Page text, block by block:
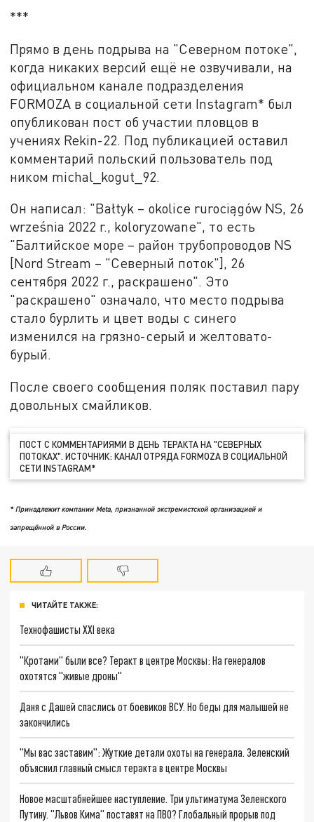
***
Прямо в день подрыва на "Северном потоке",
когда никаких версий ещё не озвучивали, на
официальном канале подразделения
FORMOZA в социальной сети Instagram* был
опубликован пост об участии пловцов в
учениях Rekin-22. Под публикацией оставил
комментарий польский пользователь под
ником michal_kogut_92.
Он написал: "Bałtyk – okolice rurociągów NS, 26
września 2022 r., koloryzowane", то есть
"Балтийское море – район трубопроводов NS
[Nord Stream – "Северный поток"], 26
сентября 2022 г., раскрашено". Это
"раскрашено" означало, что место подрыва
стало бурлить и цвет воды с синего
изменился на грязно-серый и желтовато-
бурый.
После своего сообщения поляк поставил пару
довольных смайликов.
ПОСТ С КОММЕНТАРИЯМИ В ДЕНЬ ТЕРАКТА НА "СЕВЕРНЫХ
ПОТОКАХ". ИСТОЧНИК: КАНАЛ ОТРЯДА FORMOZA В СОЦИАЛЬНОЙ
СЕТИ INSTAGRAM*
* Принадлежит компании Meta, признанной экстремистской организацией и
запрещённой в России.
ЧИТАЙТЕ ТАКЖЕ:
Технофашисты XXI века
"Кротами" были все? Теракт в центре Москвы: На генералов
охотятся "живые дроны"
Даня с Дашей спаслись от боевиков ВСУ. Но беды для малышей не
закончились
"Мы вас заставим": Жуткие детали охоты на генерала. Зеленский
объяснил главный смысл теракта в центре Москвы
Новое масштабнейшее наступление. Три ультиматума Зеленского
Путину. "Львов Кима" поставят на ПВО? Глобальный прорыв под